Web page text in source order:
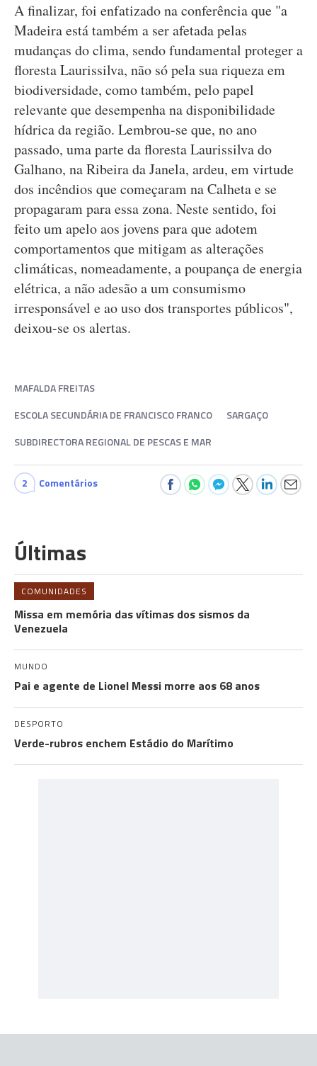
A finalizar, foi enfatizado na conferência que "a
Madeira está também a ser afetada pelas
mudanças do clima, sendo fundamental proteger a
floresta Laurissilva, não só pela sua riqueza em
biodiversidade, como também, pelo papel
relevante que desempenha na disponibilidade
hídrica da região. Lembrou-se que, no ano
passado, uma parte da floresta Laurissilva do
Galhano, na Ribeira da Janela, ardeu, em virtude
dos incêndios que começaram na Calheta e se
propagaram para essa zona. Neste sentido, foi
feito um apelo aos jovens para que adotem
comportamentos que mitigam as alterações
climáticas, nomeadamente, a poupança de energia
elétrica, a não adesão a um consumismo
irresponsável e ao uso dos transportes públicos",
deixou-se os alertas.
MAFALDA FREITAS
ESCOLA SECUNDÁRIA DE FRANCISCO FRANCO
SARGAÇO
SUBDIRECTORA REGIONAL DE PESCAS E MAR
2 Comentários
Últimas
COMUNIDADES
Missa em memória das vítimas dos sismos da
Venezuela
MUNDO
Pai e agente de Lionel Messi morre aos 68 anos
DESPORTO
Verde-rubros enchem Estádio do Marítimo